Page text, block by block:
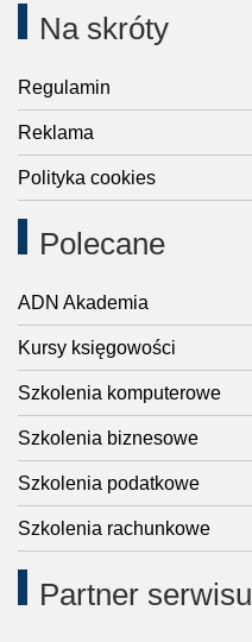
Na skróty
Regulamin
Reklama
Polityka cookies
Polecane
ADN Akademia
Kursy księgowości
Szkolenia komputerowe
Szkolenia biznesowe
Szkolenia podatkowe
Szkolenia rachunkowe
Partner serwisu